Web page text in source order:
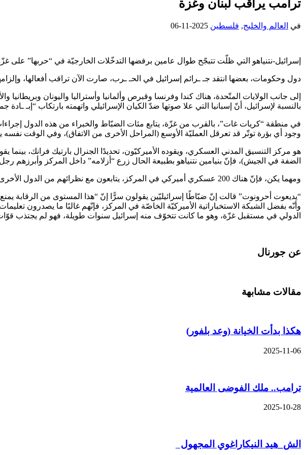
ترامب يراقب لبنان وغزة
في العالم والخليج, فلسطين 2025-11-06
إسرائيل-نتنياهو التي ظلّت تتبجّح طوال عامين برفضها التدخّلات الخارجيّة في “حربها” على
دول وحكومات، بعضها انتقد جـ ـرائم إسرائيل في الحـ ـرب، صارت الآن تراقب أفعالها،
إلى جانب الولايات المتّحدة، هناك كندا وفرنسا وقبرص وألمانيا وأستراليا واليونان
بالنسبة لإسرائيل، أنّ إسبانيا التي علا صوتها ضدّ الكيان الإسرائيلي واتهمته بارتكاب “إبـ
في منطقة “كريات غات”، بالقرب من غزّة، يتابع مئات الضبّاط والخبراء من هذه الدول
وجود أي بؤرة توتّر قد تعرقل العمليّة الأوسع (المراحل الأخرى من الاتفاق)، وفي الوقت نفسه
هو مركز التنسيق المدني العسكري، ويقوده الأميركيّون، تحديدًا الجنرال بارتيك فرانك،
الضفة في الجيش)، فإنّ بنيامين نتنياهو بطبيعة الحال زرع “أزلامه” داخل المركز وأبرزهم
ومهما يكن، فإنّ هناك 200 عسكري أميركي في المركز، يتابعون مع نظرائهم من الدول الأخرى، آخر التطوّرات بشكل حيّ من غزّة.
“يديعوت أحرونوت” قالت إنّ ضبّاطًا إسرائيليّين يقولون سرًّا إنّ “هذا المستوى من الرقابة
وأنّه بفضل الشبكة الاستخباراتية الأميركيّة الخاصّة في المركز، فإنّهم غالبًا ما يصدرون
الدولي في مستقبل غزّة، وهو ما كانت تتخوّف منه إسرائيل سنوات طويلة، فهو لم يجتذب
عن جورنال
مقالات مشابهة
هكذا بدأت الخيانة (وعد بلفور)
2025-11-06
ترامب.. ملك الفوضى العالمية
2025-10-28
الش_هيد النيكاراغوي المجهول